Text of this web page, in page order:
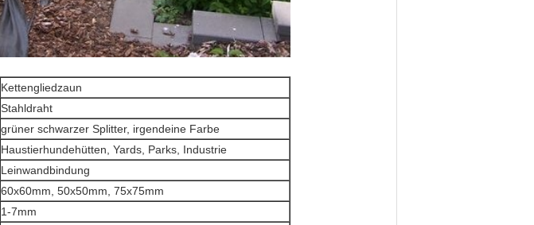
Kettengliedzaun
Stahldraht
grüner schwarzer Splitter, irgendeine Farbe
Haustierhundehütten, Yards, Parks, Industrie
Leinwandbindung
60x60mm, 50x50mm, 75x75mm
1-7mm